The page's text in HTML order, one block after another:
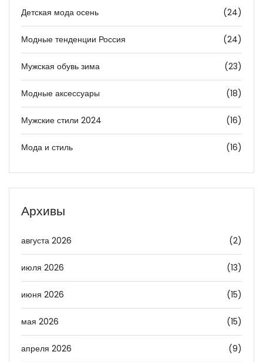
Детская мода осень (24)
Модные тенденции Россия (24)
Мужская обувь зима (23)
Модные аксессуары (18)
Мужские стили 2024 (16)
Мода и стиль (16)
Архивы
августа 2026 (2)
июля 2026 (13)
июня 2026 (15)
мая 2026 (15)
апреля 2026 (9)